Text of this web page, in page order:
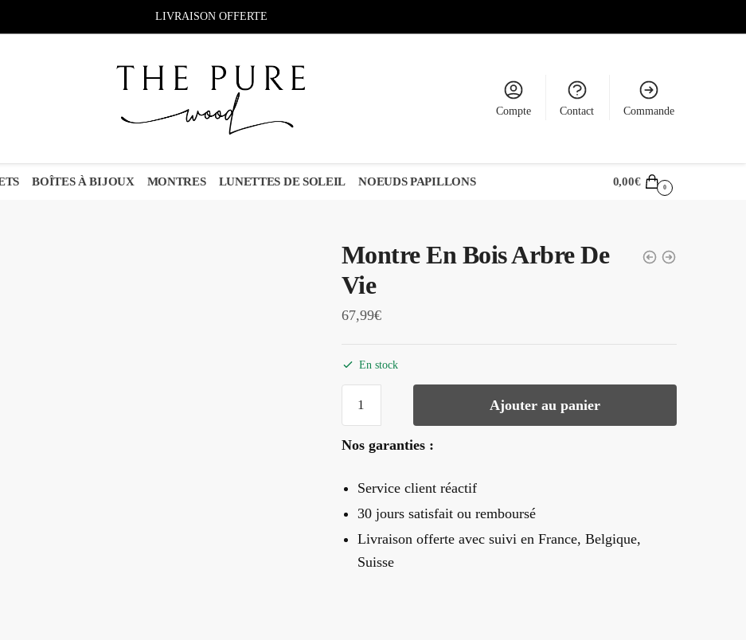
LIVRAISON OFFERTE
Compte Contact Commande
BOÎTES À BIJOUX MONTRES LUNETTES DE SOLEIL NOEUDS PAPILLONS 0,00€ 0
Montre En Bois Arbre De
Vie
67,99€
En stock
En
Arbre
De
Vie
Ajouter au panier
Nos garanties :
Service client réactif
30 jours satisfait ou remboursé
Livraison offerte avec suivi en France, Belgique,
Suisse